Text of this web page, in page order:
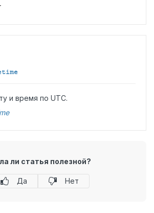
и время по UTC.
ли статья полезной?
Да Нет